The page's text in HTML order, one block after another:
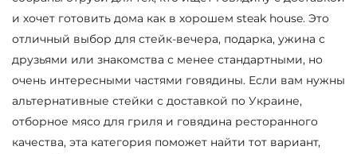
и хочет готовить дома как в хорошем steak house. Это
отличный выбор для стейк-вечера, подарка, ужина с
друзьями или знакомства с менее стандартными, но
очень интересными частями говядины. Если вам нужны
альтернативные стейки с доставкой по Украине,
отборное мясо для гриля и говядина ресторанного
качества, эта категория поможет найти тот вариант,